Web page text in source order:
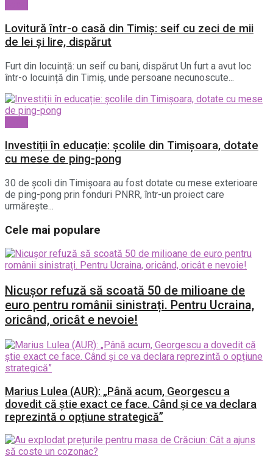
Lovitură într-o casă din Timiș: seif cu zeci de mii
de lei și lire, dispărut
Furt din locuință: un seif cu bani, dispărut Un furt a avut loc
într-o locuință din Timiș, unde persoane necunoscute...
Investiții în educație: școlile din Timișoara, dotate
cu mese de ping-pong
30 de școli din Timișoara au fost dotate cu mese exterioare
de ping-pong prin fonduri PNRR, într-un proiect care
urmărește...
Cele mai populare
Nicușor refuză să scoată 50 de milioane de
euro pentru românii sinistrați. Pentru Ucraina,
oricând, oricât e nevoie!
Marius Lulea (AUR): „Până acum, Georgescu a
dovedit că știe exact ce face. Când și ce va declara
reprezintă o opțiune strategică”